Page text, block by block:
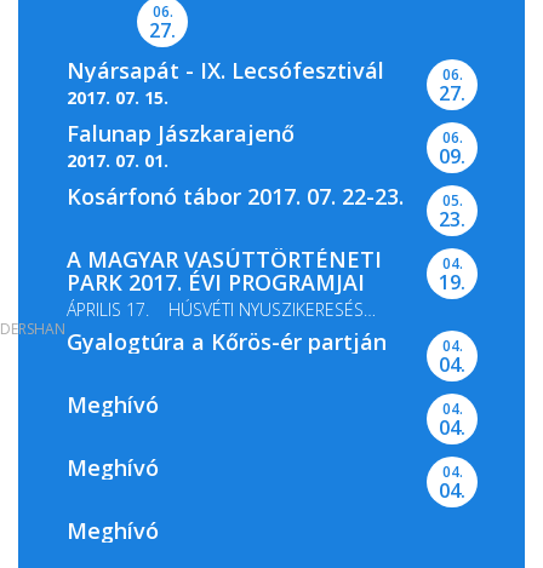
06.
27.
Nyársapát - IX. Lecsófesztivál
2017. 07. 15.
06.
27.
Falunap Jászkarajenő
2017. 07. 01.
06.
09.
Kosárfonó tábor 2017. 07. 22-23. 05.
23.
A MAGYAR VASÚTTÖRTÉNETI
PARK 2017. ÉVI PROGRAMJAI
ÁPRILIS 17. HÚSVÉTI NYUSZIKERESÉS
MÁJUS 13-14. GŐZMOZDONY...
04.
19.
Gyalogtúra a Kőrös-ér partján 04.
04.
Meghívó 04.
04.
Meghívó 04.
04.
Meghívó
DERSHAN